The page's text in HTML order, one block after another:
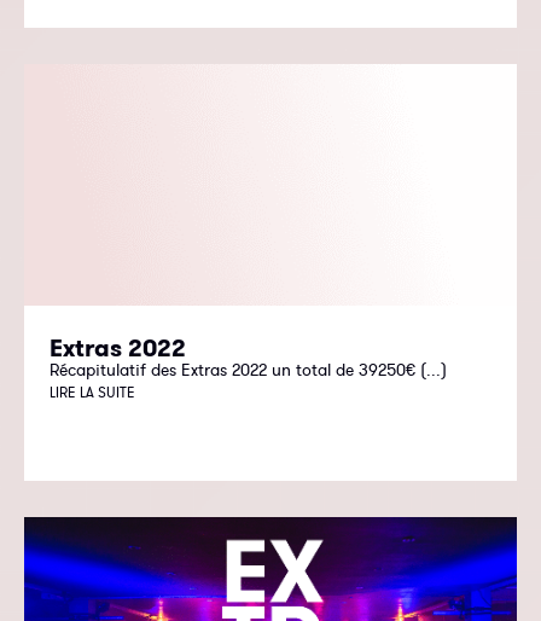
Extras 2022
Récapitulatif des Extras 2022 un total de 39250€ (...)
LIRE LA SUITE